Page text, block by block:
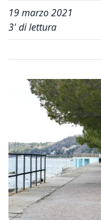
19 marzo 2021
3' di lettura